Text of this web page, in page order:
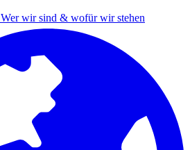
Wer wir sind & wofür wir stehen